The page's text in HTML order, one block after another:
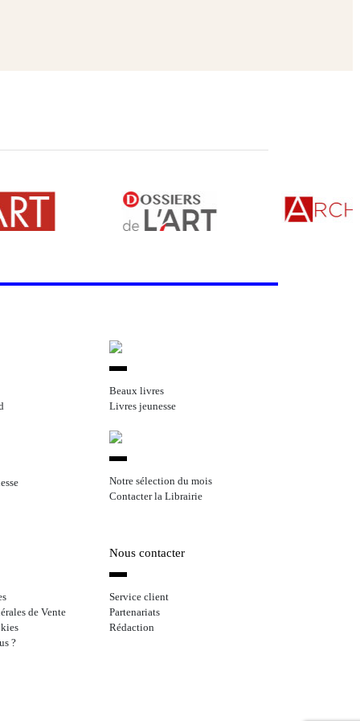
Beaux livres
Livres jeunesse
Notre sélection du mois
Contacter la Librairie
de Vente
?
Nous contacter
Service client
Partenariats
Rédaction